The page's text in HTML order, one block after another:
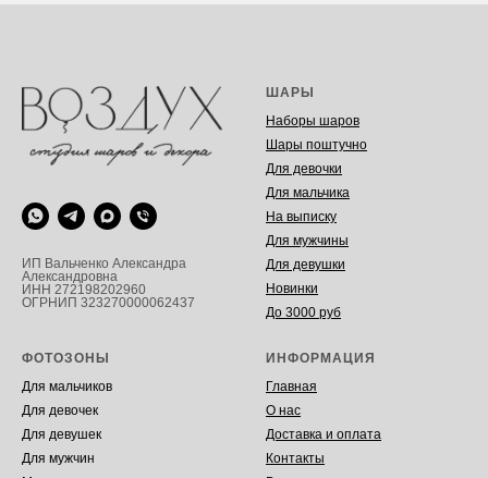
ИП Вальченко Александра
Александровна
ИНН 272198202960
ОГРНИП 323270000062437
ШАРЫ
Наборы шаров
Шары поштучно
Для девочки
Для мальчика
На выписку
Для мужчины
Для девушки
Новинки
До 3000 руб
ФОТОЗОНЫ
Для мальчиков
Для девочек
Для девушек
Для мужчин
ИНФОРМАЦИЯ
Главная
О нас
Доставка и оплата
Контакты